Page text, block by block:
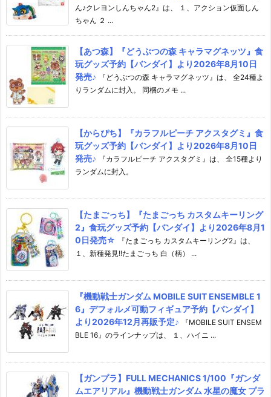
ん♪クレヨンしんちゃん2』は、 １、アクション仮面しん
ちゃん ２ ...
【あつ森】『どうぶつの森 キャラマグネッツ』食
玩グッズ予約【バンダイ】より2026年8月10日
発売♪
『どうぶつの森 キャラマグネッツ』は、 全24種よ
りランダムに封入。 同梱のメモ ...
【からぴち】『カラフルピーチ アクスタグミ』食
玩グッズ予約【バンダイ】より2026年8月10日
発売♪
『カラフルピーチ アクスタグミ』は、 全15種より
ランダムに封入。
【たまごっち】『たまごっち カスタムキーリング
2』食玩グッズ予約【バンダイ】より2026年8月1
0日発売☆
『たまごっち カスタムキーリング2』は、
１、新種発見!!たまごっち 白（柄） ...
『機動戦士ガンダム MOBILE SUIT ENSEMBLE 1
6』デフォルメ可動フィギュア予約【バンダイ】
より2026年12月再販予定♪
『MOBILE SUIT ENSEM
BLE 16』のラインナップは、 １、ハイニ ...
【ガンプラ】FULL MECHANICS 1/100『ガンダ
ムエアリアル』機動戦士ガンダム 水星の魔女 プラ